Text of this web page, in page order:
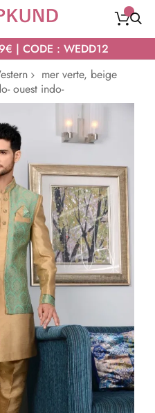
| CODE : WEDD12
mer verte, beige
ouest indo-